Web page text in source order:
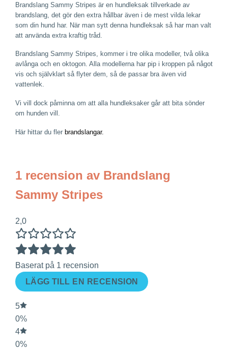
Brandslang Sammy Stripes är en hundleksak tillverkade av
brandslang, det gör den extra hållbar även i de mest vilda lekar
som din hund har. När man sytt denna hundleksak så har man valt
att använda extra kraftig tråd.
Brandslang Sammy Stripes, kommer i tre olika modeller, två olika
avlånga och en oktogon. Alla modellerna har pip i kroppen på något
vis och självklart så flyter dem, så de passar bra även vid
vattenlek.
Vi vill dock påminna om att alla hundleksaker går att bita sönder
om hunden vill.
Här hittar du fler brandslangar.
1 recension av Brandslang
Sammy Stripes
2,0
Baserat på 1 recension
LÄGG TILL EN RECENSION
5
0%
4
0%